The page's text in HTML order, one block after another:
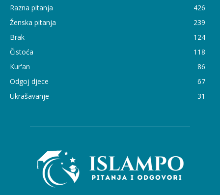
Razna pitanja
426
Ženska pitanja
239
Brak
124
Čistoća
118
Kur'an
86
Odgoj djece
67
Ukrašavanje
31